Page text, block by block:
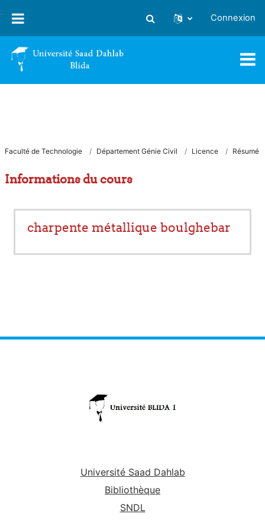
Activer/désactiver la saisie
Connexion
Faculté de Technologie Département Génie Civil Licence Résumé
Informations du cours
charpente métallique boulghebar
Université Saad Dahlab
Bibliothèque
SNDL